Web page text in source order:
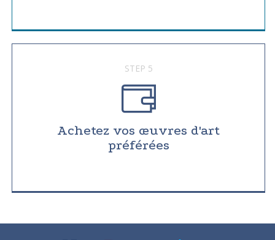
STEP 5
Achetez vos œuvres d'art
préférées